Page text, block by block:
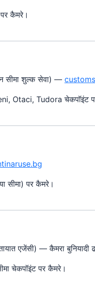
कैमरे।
सीमा शुल्क सेवा) —
Otaci, Tudora चेकपॉइंट
सीमा) पर कैमरे।
एजेंसी) — कैमरा बुनियादी
चेकपॉइंट पर कैमरे।